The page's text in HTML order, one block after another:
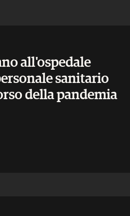
all'ospedale
sanitario
della pandemia